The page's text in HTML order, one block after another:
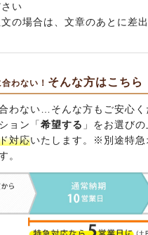
い
の場合は、文章のあとに差
わない！ そんな方はこちら
わない…そんな方もご安心く
ョン「希望する 」をお選び
対応いたします。※別途特急
。